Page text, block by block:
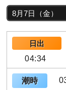
日出
04:34
潮時